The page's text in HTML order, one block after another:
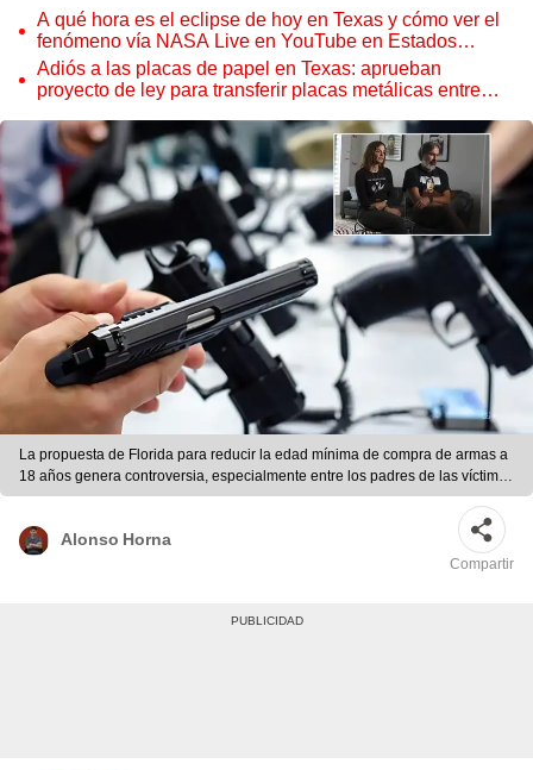
A qué hora es el eclipse de hoy en Texas y cómo ver el
fenómeno vía NASA Live en YouTube en Estados
Unidos
Adiós a las placas de papel en Texas: aprueban
proyecto de ley para transferir placas metálicas entre
La propuesta de Florida para reducir la edad mínima de compra de armas a
18 años genera controversia, especialmente entre los padres de las víctimas
de Parkland. Foto: Composición LR/Radio Bayamo/Tribune-Review.
Alonso Horna
Compartir